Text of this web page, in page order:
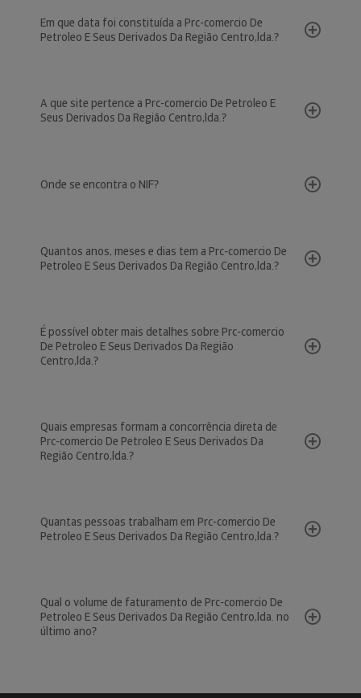
Em que data foi constituída a Prc-comercio De
Petroleo E Seus Derivados Da Região Centro,lda.?
A que site pertence a Prc-comercio De Petroleo E
Seus Derivados Da Região Centro,lda.?
Onde se encontra o NIF?
Quantos anos, meses e dias tem a Prc-comercio De
Petroleo E Seus Derivados Da Região Centro,lda.?
É possível obter mais detalhes sobre Prc-comercio
De Petroleo E Seus Derivados Da Região
Centro,lda.?
Quais empresas formam a concorrência direta de
Prc-comercio De Petroleo E Seus Derivados Da
Região Centro,lda.?
Quantas pessoas trabalham em Prc-comercio De
Petroleo E Seus Derivados Da Região Centro,lda.?
Qual o volume de faturamento de Prc-comercio De
Petroleo E Seus Derivados Da Região Centro,lda. no
último ano?